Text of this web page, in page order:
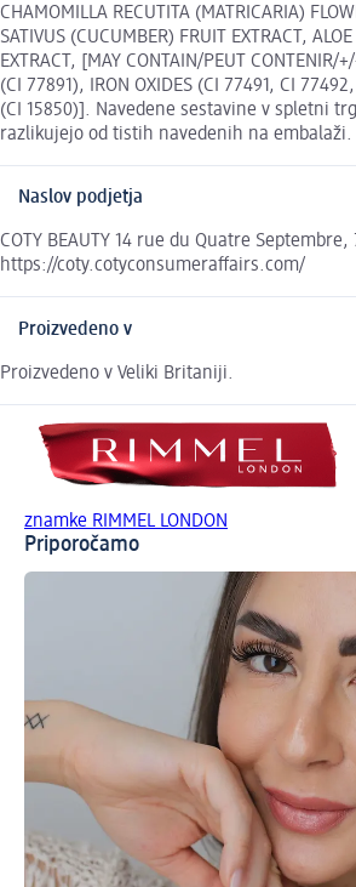
CHAMOMILLA RECUTITA (MATRICARIA)
SATIVUS (CUCUMBER) FRUIT EXTRACT,
EXTRACT, [MAY CONTAIN/PEUT CONTENIR/
(CI 77891), IRON OXIDES (CI 77491, CI
(CI 15850)]. Navedene sestavine v spletni
razlikujejo od tistih navedenih na embalaži.
Naslov podjetja
COTY BEAUTY 14 rue du Quatre Septembre,
https://coty.cotyconsumeraffairs.com/
Proizvedeno v
Proizvedeno v Veliki Britaniji.
znamke RIMMEL LONDON
Priporočamo